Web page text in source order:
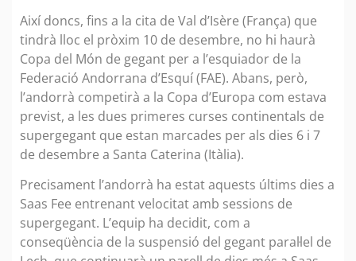
Així doncs, fins a la cita de Val d’Isère (França) que
tindrà lloc el pròxim 10 de desembre, no hi haurà
Copa del Món de gegant per a l’esquiador de la
Federació Andorrana d’Esquí (FAE). Abans, però,
l’andorrà competirà a la Copa d’Europa com estava
previst, a les dues primeres curses continentals de
supergegant que estan marcades per als dies 6 i 7
de desembre a Santa Caterina (Itàlia).
Precisament l’andorrà ha estat aquests últims dies a
Saas Fee entrenant velocitat amb sessions de
supergegant. L’equip ha decidit, com a
conseqüència de la suspensió del gegant paral·lel de